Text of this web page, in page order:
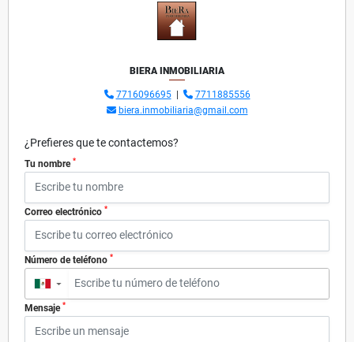
BIERA INMOBILIARIA
7716096695|
7711885556
biera.inmobiliaria@gmail.com
¿Prefieres que te contactemos?
Tu nombre *
Correo electrónico *
Número de teléfono *
▼
Mensaje *